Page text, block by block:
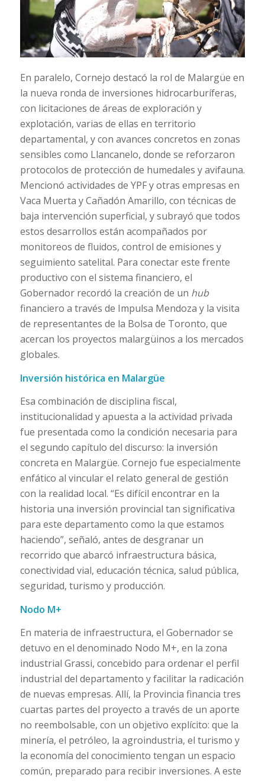
En paralelo, Cornejo destacó la rol de Malargüe en
la nueva ronda de inversiones hidrocarburíferas,
con licitaciones de áreas de exploración y
explotación, varias de ellas en territorio
departamental, y con avances concretos en zonas
sensibles como Llancanelo, donde se reforzaron
protocolos de protección de humedales y avifauna.
Mencionó actividades de YPF y otras empresas en
Vaca Muerta y Cañadón Amarillo, con técnicas de
baja intervención superficial, y subrayó que todos
estos desarrollos están acompañados por
monitoreos de fluidos, control de emisiones y
seguimiento satelital. Para conectar este frente
productivo con el sistema financiero, el
Gobernador recordó la creación de un hub
financiero a través de Impulsa Mendoza y la visita
de representantes de la Bolsa de Toronto, que
acercan los proyectos malargüinos a los mercados
globales.
Inversión histórica en Malargüe
Esa combinación de disciplina fiscal,
institucionalidad y apuesta a la actividad privada
fue presentada como la condición necesaria para
el segundo capítulo del discurso: la inversión
concreta en Malargüe. Cornejo fue especialmente
enfático al vincular el relato general de gestión
con la realidad local. “Es difícil encontrar en la
historia una inversión provincial tan significativa
para este departamento como la que estamos
haciendo”, señaló, antes de desgranar un
recorrido que abarcó infraestructura básica,
conectividad vial, educación técnica, salud pública,
seguridad, turismo y producción.
Nodo M+
En materia de infraestructura, el Gobernador se
detuvo en el denominado Nodo M+, en la zona
industrial Grassi, concebido para ordenar el perfil
industrial del departamento y facilitar la radicación
de nuevas empresas. Allí, la Provincia financia tres
cuartas partes del proyecto a través de un aporte
no reembolsable, con un objetivo explícito: que la
minería, el petróleo, la agroindustria, el turismo y
la economía del conocimiento tengan un espacio
común, preparado para recibir inversiones. A este